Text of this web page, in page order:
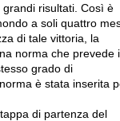
risultati. Così è
a soli quattro
di tale vittoria, la
norma che prevede
grado di
è stata inserita
di partenza del